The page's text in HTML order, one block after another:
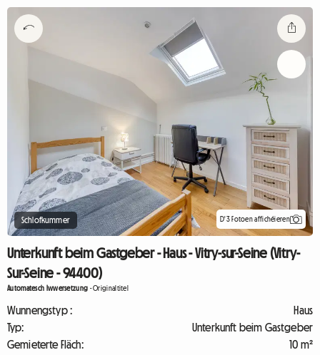
Schlofkummer D'3 Fotoen affichéieren
Unterkunft beim Gastgeber - Haus - Vitry-sur-Seine (Vitry-
Sur-Seine - 94400)
Automatesch Iwwersetzung -Originaltitel
Wunnengstyp :
Haus
Typ:
Unterkunft beim Gastgeber
Gemieterte Fläch:
10 m²